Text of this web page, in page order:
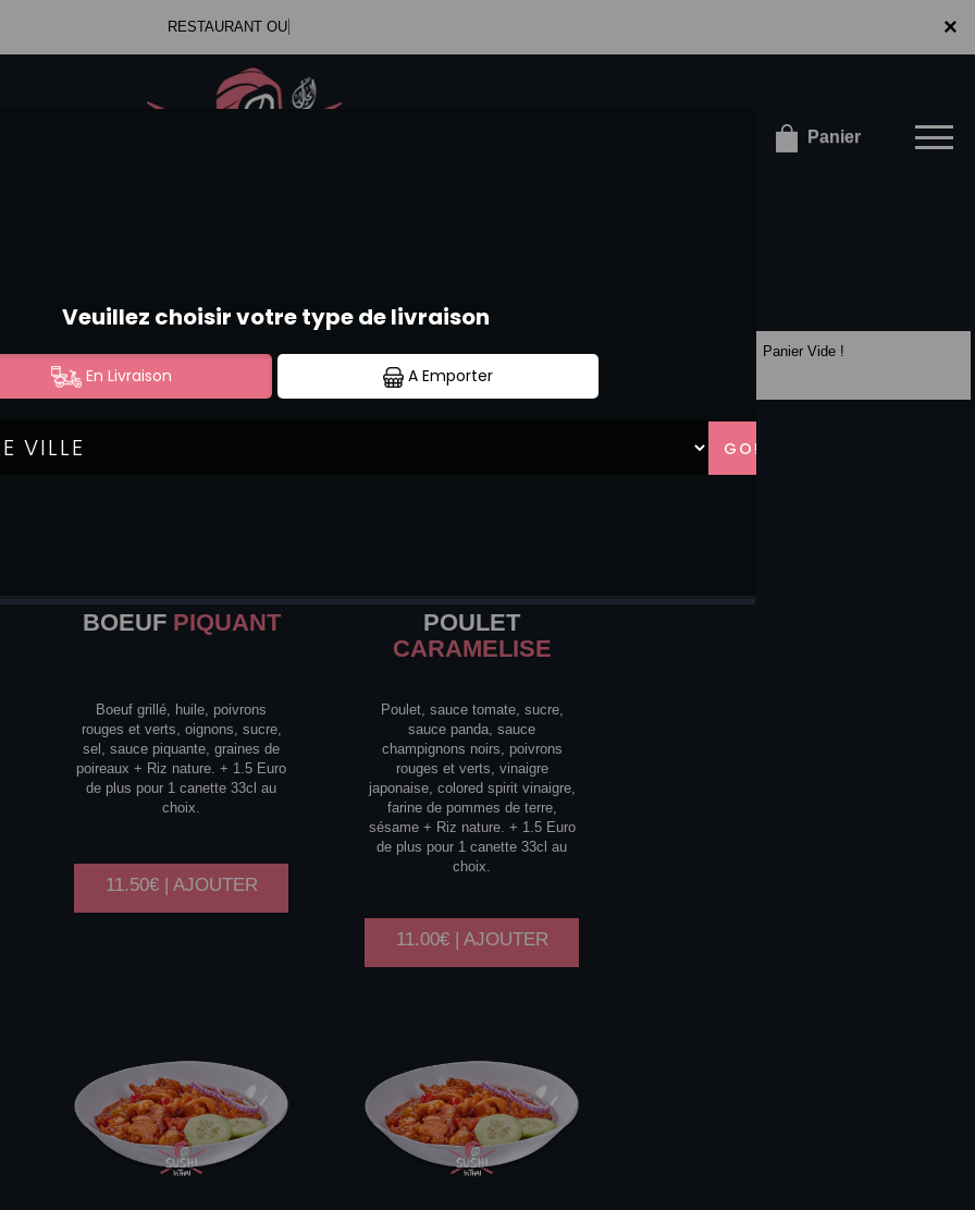
×
V
Panier
×
PLATS THAÏLANDAIS
BOEUFPIQUANT
Boeuf grillé, huile, poivrons
rouges et verts, oignons, sucre,
sel, sauce piquante, graines de
poireaux + Riz nature. + 1.5 Euro
de plus pour 1 canette 33cl au
choix.
11.50€ | AJOUTER
POULET
CARAMELISE
Poulet, sauce tomate, sucre,
sauce panda, sauce
champignons noirs, poivrons
rouges et verts, vinaigre
japonaise, colored spirit vinaigre,
farine de pommes de terre,
sésame + Riz nature. + 1.5 Euro
de plus pour 1 canette 33cl au
choix.
11.00€ | AJOUTER
Panier Vide !